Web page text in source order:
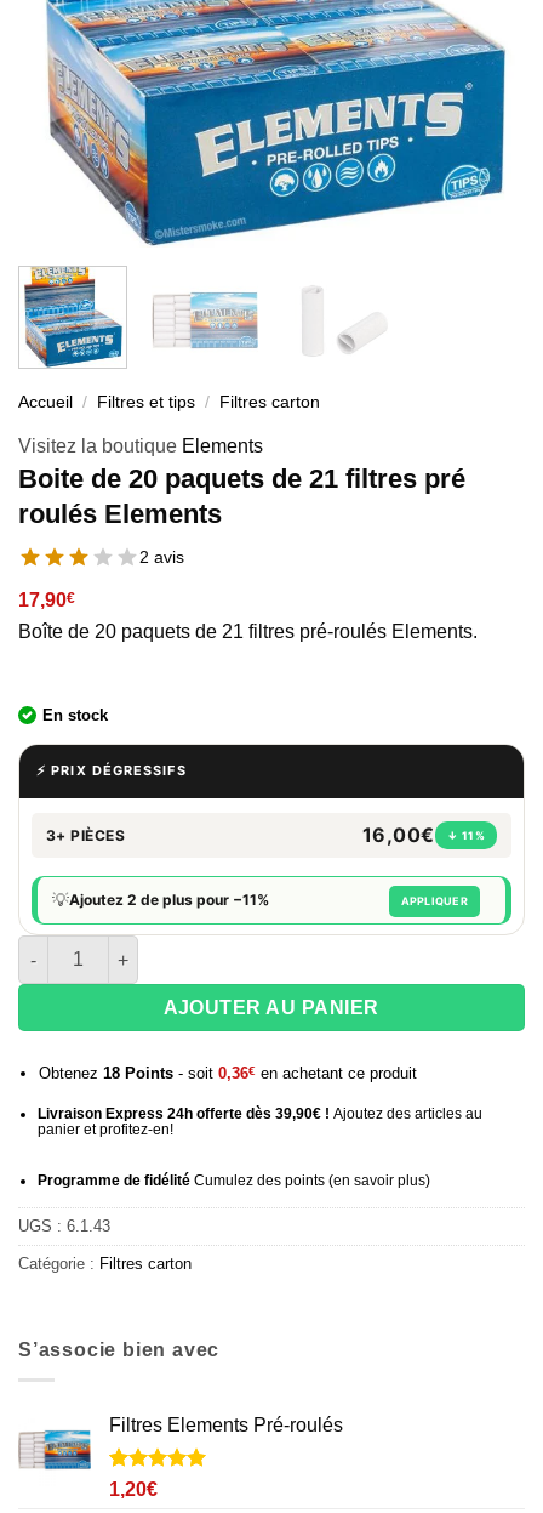
Accueil / Filtres et tips / Filtres carton
Visitez la boutique Elements
Boite de 20 paquets de 21 filtres pré
roulés Elements
2 avis
17,90€
Boîte de 20 paquets de 21 filtres pré-roulés Elements.
En stock
⚡ PRIX DÉGRESSIFS
3+ PIÈCES 16,00€ ↓ 11%
💡Ajoutez 2 de plus pour −11% APPLIQUER
quantité de Boite de 20 paquets de 21 filtres pré roulés
AJOUTER AU PANIER
Obtenez 18Points- soit 0,36€ en achetant ce produit
Livraison Express 24h offerte dès 39,90€ ! Ajoutez des articles au
panier et profitez-en!
Programme de fidélitéCumulez des points (en savoir plus)
UGS : 6.1.43
Catégorie : Filtres carton
S’associe bien avec
Filtres Elements Pré-roulés
Noté5
2
1,20€